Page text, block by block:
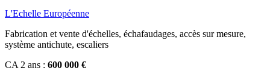
L'Echelle Européenne
Fabrication et vente d'échelles, échafaudages, accès sur mesure,
système antichute, escaliers
CA 2 ans : 600 000 €